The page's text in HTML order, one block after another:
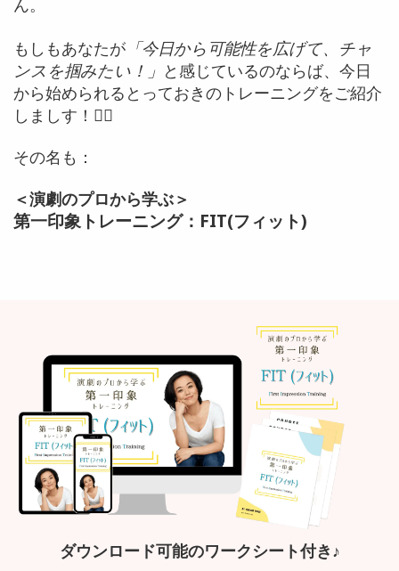
ん。
もしもあなたが 「今日から可能性を広げて、チャ
ンスを掴みたい！」 と感じているのならば、今日
から始められる とっておきのトレーニングをご紹介
しましす！👇🏻
その名も：
＜演劇のプロから学ぶ＞
第一印象トレーニング：FIT(フィット)
ダウンロード可能のワークシート付き♪